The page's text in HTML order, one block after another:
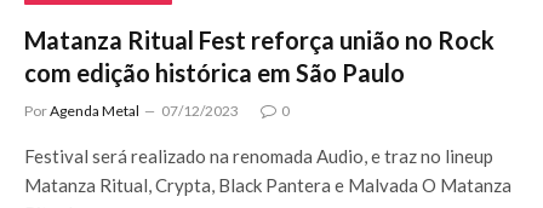
Matanza Ritual Fest reforça união no Rock
com edição histórica em São Paulo
PorAgenda Metal 07/12/2023 0
Festival será realizado na renomada Audio, e traz no lineup
Matanza Ritual, Crypta, Black Pantera e Malvada O Matanza